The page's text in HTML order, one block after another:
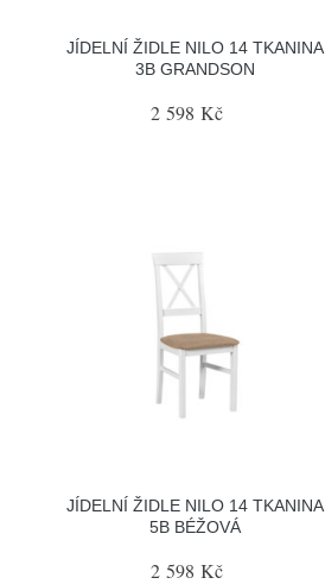
JÍDELNÍ ŽIDLE NILO 14 TKANINA
3B GRANDSON
2 598 Kč
JÍDELNÍ ŽIDLE NILO 14 TKANINA
5B BÉŽOVÁ
2 598 Kč